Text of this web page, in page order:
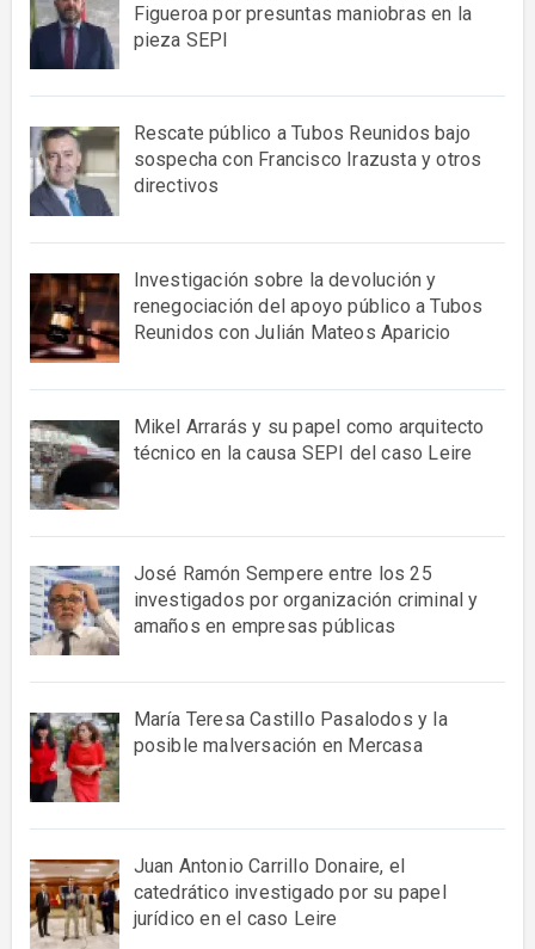
Figueroa por presuntas maniobras en la
pieza SEPI
Rescate público a Tubos Reunidos bajo
sospecha con Francisco Irazusta y otros
directivos
Investigación sobre la devolución y
renegociación del apoyo público a Tubos
Reunidos con Julián Mateos Aparicio
Mikel Arrarás y su papel como arquitecto
técnico en la causa SEPI del caso Leire
José Ramón Sempere entre los 25
investigados por organización criminal y
amaños en empresas públicas
María Teresa Castillo Pasalodos y la
posible malversación en Mercasa
Juan Antonio Carrillo Donaire, el
catedrático investigado por su papel
jurídico en el caso Leire